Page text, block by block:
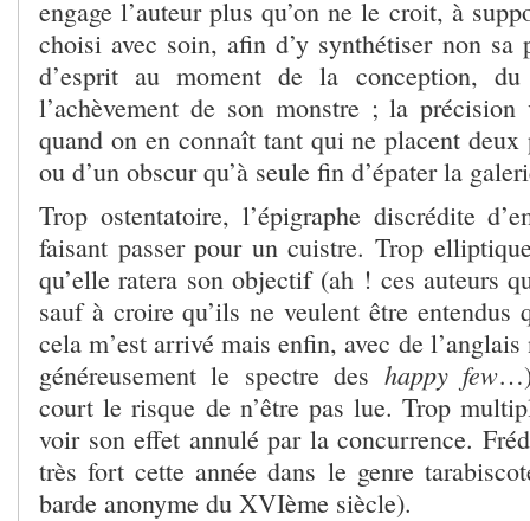
engage l’auteur plus qu’on ne le croit, à
choisi avec soin, afin d’y synthétiser non sa
d’esprit au moment de la conception,
l’achèvement de son monstre ; la précision
quand on en connaît tant qui ne placent deux
ou d’un obscur qu’à seule fin d’épater la
Trop ostentatoire, l’épigraphe discrédite
faisant passer pour un cuistre. Trop
qu’elle ratera son objectif (ah ! ces auteurs
sauf à croire qu’ils ne veulent être entendus
cela m’est arrivé mais enfin, avec de
généreusement le spectre des happy few
court le risque de n’être pas lue. Trop
voir son effet annulé par la concurrence.
très fort cette année dans le genre
barde anonyme du XVIème siècle).